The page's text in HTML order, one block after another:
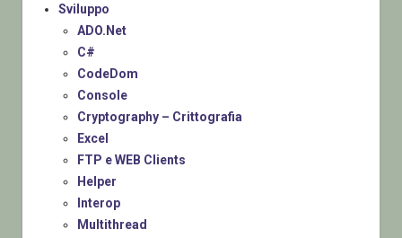
Sviluppo
ADO.Net
C#
CodeDom
Console
Cryptography – Crittografia
Excel
FTP e WEB Clients
Helper
Interop
Multithread